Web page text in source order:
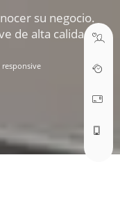
su negocio.
de alta calidad.
responsive